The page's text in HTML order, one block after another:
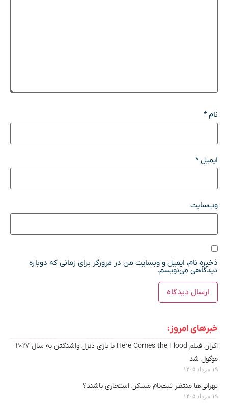
نام*
ایمیل*
وب‌سایت
ذخیره نام، ایمیل و وبسایت من در مرورگر برای زمانی که دوباره
دیدگاهی می‌نویسم.
خبرهای امروز:
اکران فیلم Here Comes the Flood با بازی دنزل واشنگتن به سال ۲۰۲۷
موکول شد
۱۹ مرداد ۱۴۰۵
تهرانی‌ها منتظر ثبت‌نام مسکن استجاری باشند؟
۱۹ مرداد ۱۴۰۵